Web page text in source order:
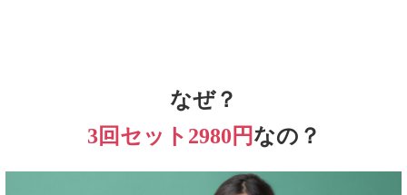
なぜ？
3回セット2980円なの？